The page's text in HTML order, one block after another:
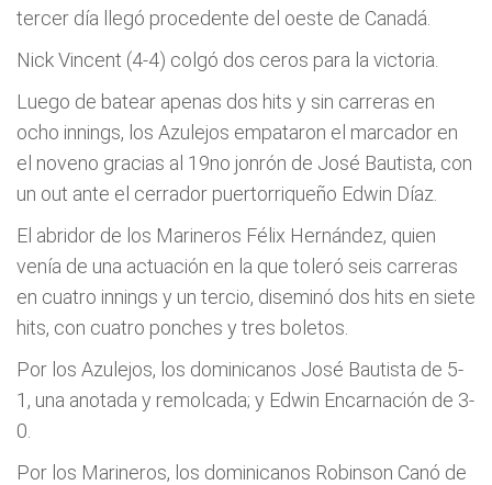
tercer día llegó procedente del oeste de Canadá.
Nick Vincent (4-4) colgó dos ceros para la victoria.
Luego de batear apenas dos hits y sin carreras en
ocho innings, los Azulejos empataron el marcador en
el noveno gracias al 19no jonrón de José Bautista, con
un out ante el cerrador puertorriqueño Edwin Díaz.
El abridor de los Marineros Félix Hernández, quien
venía de una actuación en la que toleró seis carreras
en cuatro innings y un tercio, diseminó dos hits en siete
hits, con cuatro ponches y tres boletos.
Por los Azulejos, los dominicanos José Bautista de 5-
1, una anotada y remolcada; y Edwin Encarnación de 3-
0.
Por los Marineros, los dominicanos Robinson Canó de